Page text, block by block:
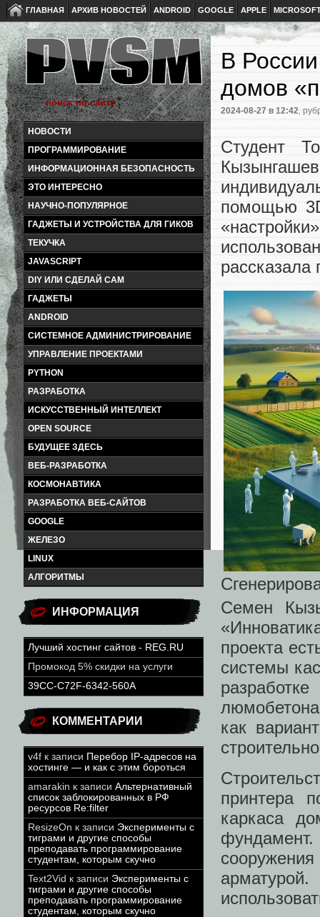
ГЛАВНАЯ АРХИВ НОВОСТЕЙ ANDROID GOOGLE APPLE
НОВОСТИ
ПРОГРАММИРОВАНИЕ
ИНФОРМАЦИОННАЯ БЕЗОПАСНОСТЬ
ЭТО ИНТЕРЕСНО
НАУЧНО-ПОПУЛЯРНОЕ
ГАДЖЕТЫ И УСТРОЙСТВА ДЛЯ ГИКОВ
ТЕКУЧКА
JAVASCRIPT
DIY ИЛИ СДЕЛАЙ САМ
ГАДЖЕТЫ
ANDROID
СИСТЕМНОЕ АДМИНИСТРИРОВАНИЕ
УПРАВЛЕНИЕ ПРОЕКТАМИ
PYTHON
РАЗРАБОТКА
ИСКУССТВЕННЫЙ ИНТЕЛЛЕКТ
OPEN SOURCE
БУДУЩЕЕ ЗДЕСЬ
ВЕБ-РАЗРАБОТКА
КОСМОНАВТИКА
РАЗРАБОТКА ВЕБ-САЙТОВ
GOOGLE
ЖЕЛЕЗО
LINUX
АЛГОРИТМЫ
ИНФОРМАЦИЯ
Лучший хостинг сайтов - REG.RU
Промокод 5% скидки на услуги
39CC-C72F-6342-560A
КОММЕНТАРИИ
v4f к записи Перебор IP-адресов на
хостинге — и как с этим бороться
amarakin к записи Альтернативный
список заблокированных в РФ
ресурсов Re:filter
ResizeOn к записи Эксперименты с
тиграми и другие способы
преподавать программирование
студентам, которым скучно
Text2Vid к записи Эксперименты с
тиграми и другие способы
преподавать программирование
студентам, которым скучно
В
домов
2024-08-27 в 12:42,
Студент
помощью
Семен
проекта
системы
как
принтера
каркаса